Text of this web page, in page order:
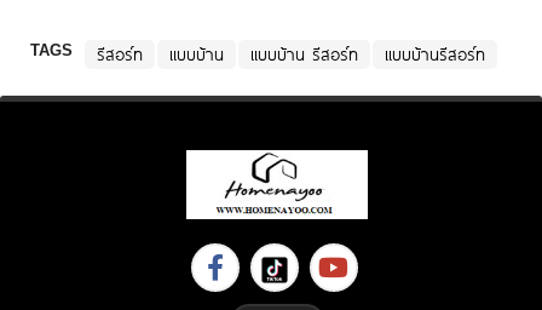
TAGS รีสอร์ท แบบบ้าน แบบบ้าน รีสอร์ท แบบบ้านรีสอร์ท